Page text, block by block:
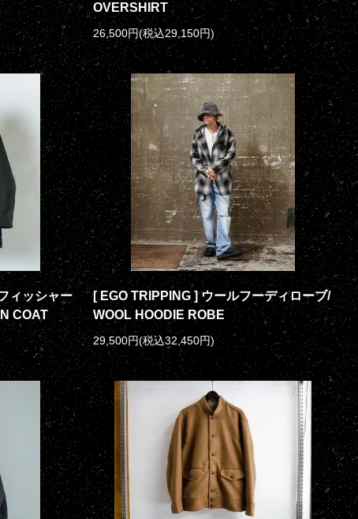
OVERSHIRT
26,500円(税込29,150円)
ィッシャー
COAT
[ EGO TRIPPING ] ウールフーディローブ/
WOOL HOODIE ROBE
29,500円(税込32,450円)